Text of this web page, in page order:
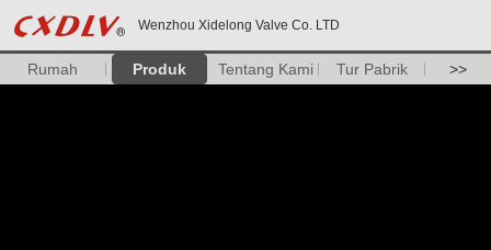
Wenzhou Xidelong Valve Co. LTD
Rumah Produk Tentang Kami Tur Pabrik >>